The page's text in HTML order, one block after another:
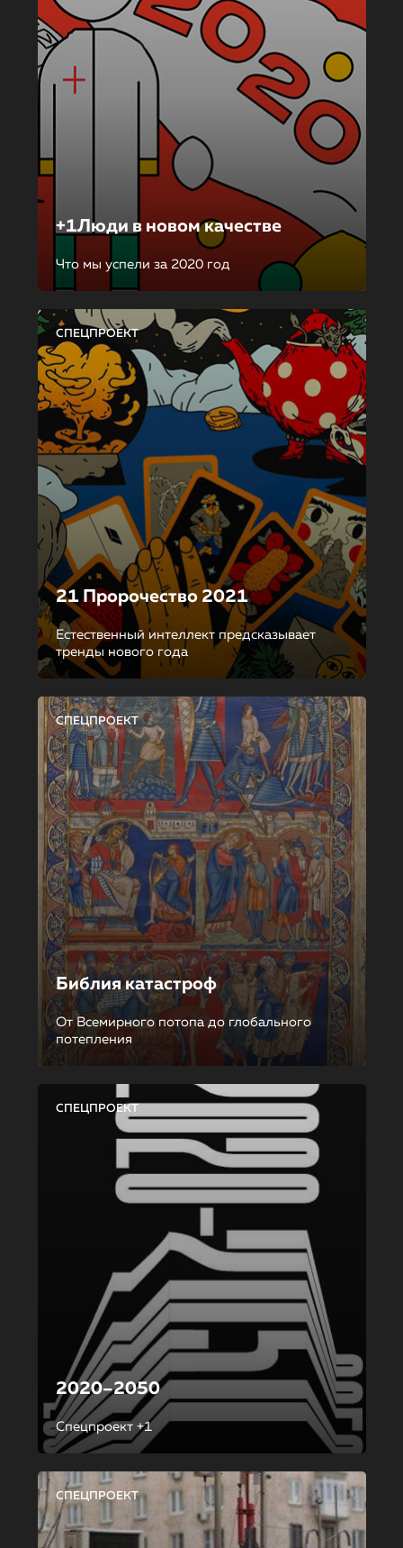
+1Люди в новом качестве
Что мы успели за 2020 год
СПЕЦПРОЕКТ
21 Пророчество 2021
Естественный интеллект предсказывает
тренды нового года
СПЕЦПРОЕКТ
Библия катастроф
От Всемирного потопа до глобального
потепления
СПЕЦПРОЕКТ
2020–2050
Спецпроект +1
СПЕЦПРОЕКТ